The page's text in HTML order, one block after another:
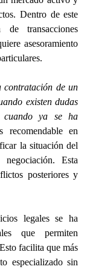
Dentro de este
transacciones
asesoramiento
contratación de un
existen dudas
ya se ha
recomendable en
la situación del
Esta
posteriores y
legales se ha
que permiten
facilita que más
especializado sin